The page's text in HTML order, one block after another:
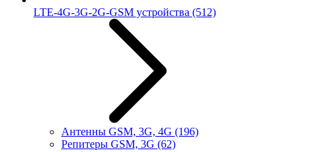
LTE-4G-3G-2G-GSM устройства (512)
Антенны GSM, 3G, 4G (196)
Репитеры GSM, 3G (62)